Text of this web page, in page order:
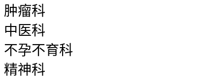
肿瘤科
中医科
不孕不育科
精神科